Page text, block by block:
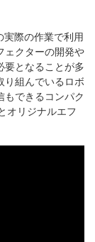
際の作業で利用
ェクターの開発や
要となることが多
り組んでいるロボ
もできるコンパク
オリジナルエフ